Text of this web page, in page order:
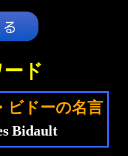
ド
ビドーの名言
Bidault